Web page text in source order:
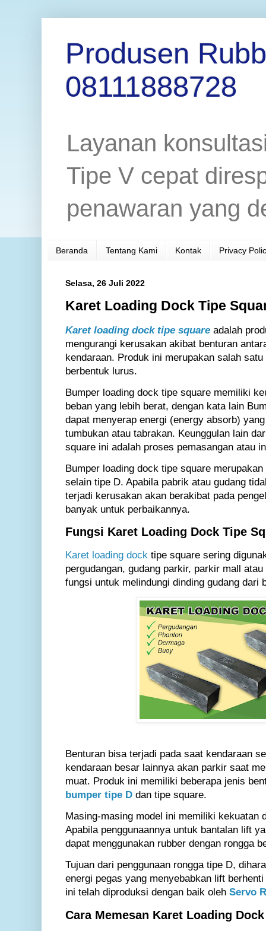
Produsen
08111888728
Layanan
Tipe V cepat
penawaran yang
Beranda Tentang Kami Kontak Privacy
Selasa, 26 Juli 2022
Karet Loading Dock Tipe
Karet loading dock tipe square adalah
mengurangi kerusakan akibat benturan
kendaraan. Produk ini merupakan salah
berbentuk lurus.
Bumper loading dock tipe square memiliki
beban yang lebih berat, dengan kata lain
dapat menyerap energi (energy absorb)
tumbukan atau tabrakan. Keunggulan lain
square ini adalah proses pemasangan atau
Bumper loading dock tipe square
selain tipe D. Apabila pabrik atau gudang
terjadi kerusakan akan berakibat pada
banyak untuk perbaikannya.
Fungsi Karet Loading Dock Tipe
Karet loading dock tipe square sering
pergudangan, gudang parkir, parkir mall
fungsi untuk melindungi dinding gudang dari
Benturan bisa terjadi pada saat kendaraan
kendaraan besar lainnya akan parkir saat
muat. Produk ini memiliki beberapa jenis
bumper tipe D dan tipe square.
Masing-masing model ini memiliki kekuatan
Apabila penggunaannya untuk bantalan lift
dapat menggunakan rubber dengan rongga
Tujuan dari penggunaan rongga tipe D,
energi pegas yang menyebabkan lift
ini telah diproduksi dengan baik oleh Servo
Cara Memesan Karet Loading